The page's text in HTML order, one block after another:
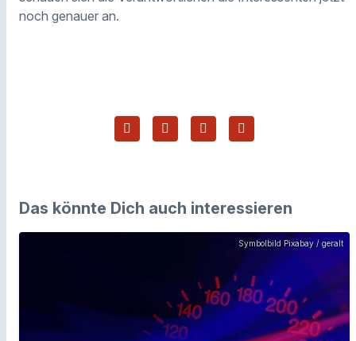
noch genauer an.
Das könnte Dich auch interessieren
Symbolbild Pixabay / geralt